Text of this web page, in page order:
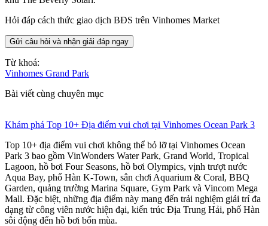
Hỏi đáp cách thức giao dịch BĐS trên Vinhomes Market
Gửi câu hỏi và nhận giải đáp ngay
Từ khoá:
Vinhomes Grand Park
Bài viết cùng chuyên mục
Khám phá Top 10+ Địa điểm vui chơi tại Vinhomes Ocean Park 3
Top 10+ địa điểm vui chơi không thể bỏ lỡ tại Vinhomes Ocean
Park 3 bao gồm VinWonders Water Park, Grand World, Tropical
Lagoon, hồ bơi Four Seasons, hồ bơi Olympics, vịnh trượt nước
Aqua Bay, phố Hàn K-Town, sân chơi Aquarium & Coral, BBQ
Garden, quảng trường Marina Square, Gym Park và Vincom Mega
Mall. Đặc biệt, những địa điểm này mang đến trải nghiệm giải trí đa
dạng từ công viên nước hiện đại, kiến trúc Địa Trung Hải, phố Hàn
sôi động đến hồ bơi bốn mùa.